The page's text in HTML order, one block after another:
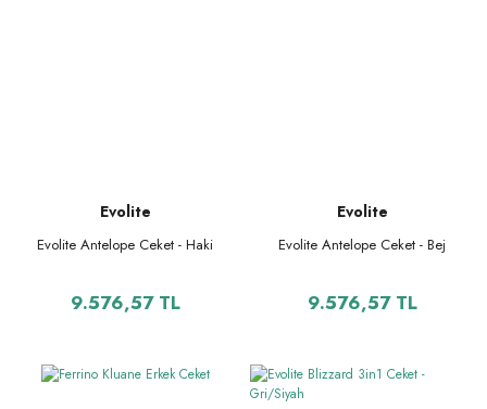
Evolite
Evolite Antelope Ceket - Haki
9.576,57 TL
Evolite
Evolite Antelope Ceket - Bej
9.576,57 TL